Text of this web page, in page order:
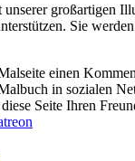
großartigen
Sie
einen
in sozialen
Seite Ihren